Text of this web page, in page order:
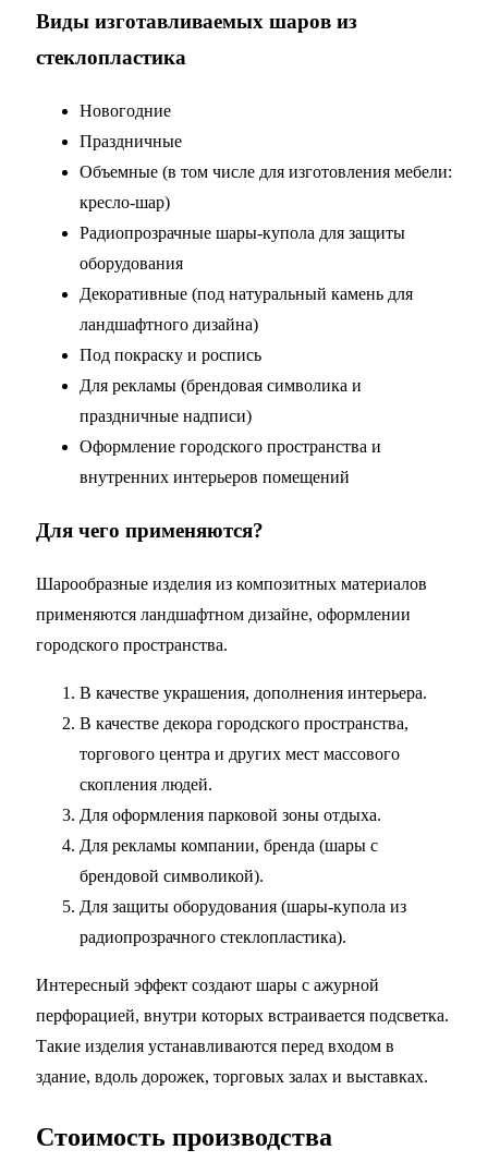
Виды изготавливаемых шаров из
стеклопластика
Новогодние
Праздничные
Объемные (в том числе для изготовления мебели:
кресло-шар)
Радиопрозрачные шары-купола для защиты
оборудования
Декоративные (под натуральный камень для
ландшафтного дизайна)
Под покраску и роспись
Для рекламы (брендовая символика и
праздничные надписи)
Оформление городского пространства и
внутренних интерьеров помещений
Для чего применяются?
Шарообразные изделия из композитных материалов
применяются ландшафтном дизайне, оформлении
городского пространства.
В качестве украшения, дополнения интерьера.
В качестве декора городского пространства,
торгового центра и других мест массового
скопления людей.
Для оформления парковой зоны отдыха.
Для рекламы компании, бренда (шары с
брендовой символикой).
Для защиты оборудования (шары-купола из
радиопрозрачного стеклопластика).
Интересный эффект создают шары с ажурной
перфорацией, внутри которых встраивается подсветка.
Такие изделия устанавливаются перед входом в
здание, вдоль дорожек, торговых залах и выставках.
Стоимость производства